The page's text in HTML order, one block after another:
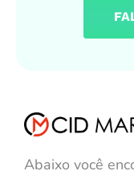
Abaixo você